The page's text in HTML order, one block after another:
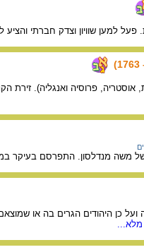
למען שוויון וצדק חברתי
אוסטריה, פרוסיה ואנגליה).
התפרסם בעיקר במחזה שכתב "נתן החכם" (1779),
ועל כן היהודים הגרים בה או
מלא...